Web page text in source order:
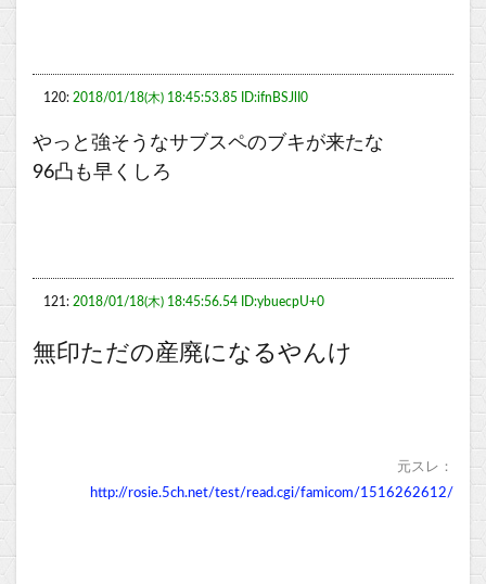
120: 2018/01/18(木) 18:45:53.85 ID:ifnBSJlI0
やっと強そうなサブスペのブキが来たな
96凸も早くしろ
121: 2018/01/18(木) 18:45:56.54 ID:ybuecpU+0
無印ただの産廃になるやんけ
元スレ：
http://rosie.5ch.net/test/read.cgi/famicom/1516262612/